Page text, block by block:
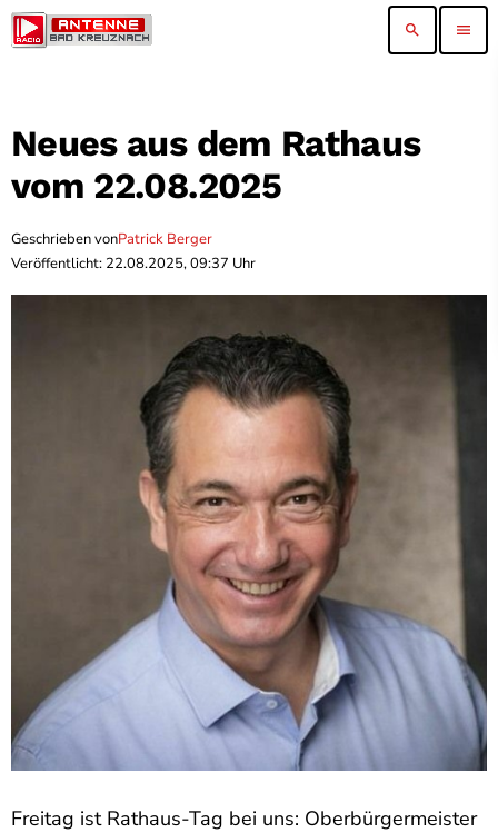
search menu
Neues aus dem Rathaus
vom 22.08.2025
Geschrieben vonPatrick Berger
Veröffentlicht: 22.08.2025, 09:37 Uhr
Freitag ist Rathaus-Tag bei uns: Oberbürgermeister